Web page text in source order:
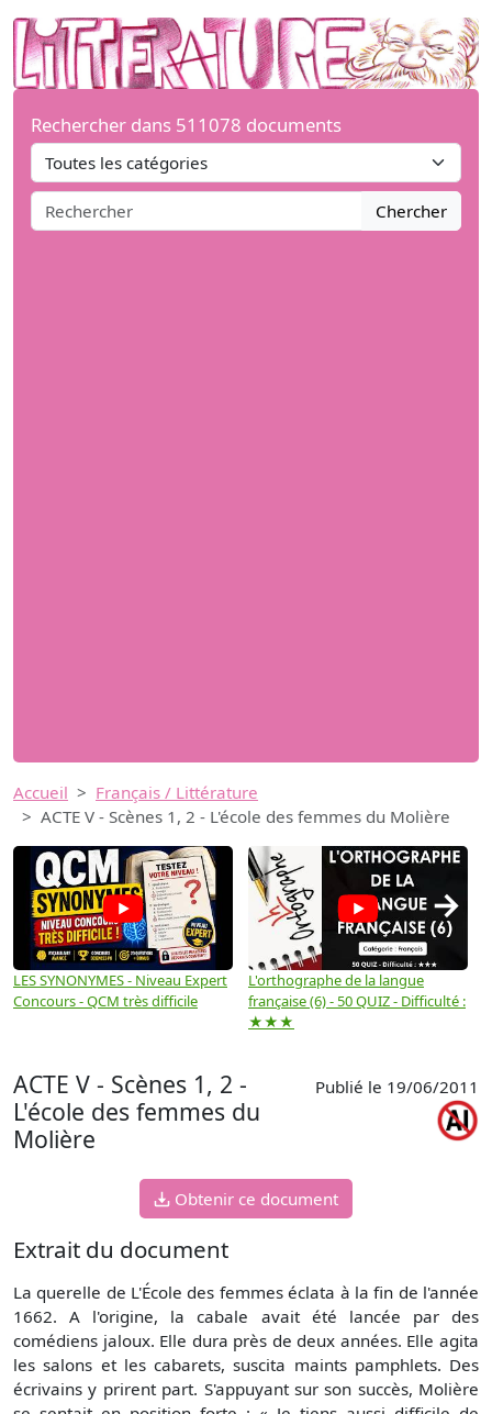
Rechercher dans 511078 documents
Chercher
Accueil
Français / Littérature
ACTE V - Scènes 1, 2 - L'école des femmes du Molière
LES SYNONYMES - Niveau Expert
Concours - QCM très difficile
L'orthographe de la langue
française (6) - 50 QUIZ - Difficulté :
★★★
→
ACTE V - Scènes 1, 2 -
L'école des femmes du
Molière
Publié le 19/06/2011
Obtenir ce document
Extrait du document
La querelle de L'École des femmes éclata à la fin de l'année
1662. A l'origine, la cabale avait été lancée par des
comédiens jaloux. Elle dura près de deux années. Elle agita
les salons et les cabarets, suscita maints pamphlets. Des
écrivains y prirent part. S'appuyant sur son succès, Molière